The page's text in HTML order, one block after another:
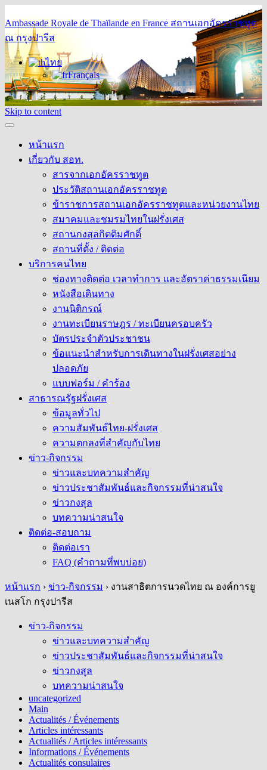
Ambassade Royale de Thaïlande en France สถานเอกอัครราชทูต
ณ กรุงปารีส
ไทย
Français
Skip to content
หน้าแรก
เกี่ยวกับ สอท.
สารจากเอกอัครราชทูต
ประวัติสถานเอกอัครราชทูต
ข้าราชการสถานเอกอัครราชทูตและหน่วยงานไทย
สมาคมและชมรมไทยในฝรั่งเศส
สถานกงสุลกิตติมศักดิ์
สถานที่ตั้ง / ติดต่อ
บริการคนไทย
ช่องทางติดต่อ เวลาทำการ และอัตราค่าธรรมเนียม
หนังสือเดินทาง
งานนิติกรณ์
งานทะเบียนราษฎร / ทะเบียนครอบครัว
บัตรประจำตัวประชาชน
ข้อแนะนำสำหรับการเดินทางในฝรั่งเศสอย่าง
ปลอดภัย
แบบฟอร์ม / คำร้อง
สาธารณรัฐฝรั่งเศส
ข้อมูลทั่วไป
ความสัมพันธ์ไทย-ฝรั่งเศส
ความตกลงที่สำคัญกับไทย
ข่าว-กิจกรรม
ข่าวและบทความสำคัญ
ข่าวประชาสัมพันธ์และกิจกรรมที่น่าสนใจ
ข่าวกงสุล
บทความน่าสนใจ
ติดต่อ-สอบถาม
ติดต่อเรา
FAQ (คำถามที่พบบ่อย)
หน้าแรก › ข่าว-กิจกรรม › งานสาธิตการนวดไทย ณ องค์การยู
เนสโก กรุงปารีส
ข่าว-กิจกรรม
ข่าวและบทความสำคัญ
ข่าวประชาสัมพันธ์และกิจกรรมที่น่าสนใจ
ข่าวกงสุล
บทความน่าสนใจ
uncategorized
Main
Actualités / Événements
Articles intéressants
Actualités / Articles intéressants
Informations / Événements
Actualités consulaires